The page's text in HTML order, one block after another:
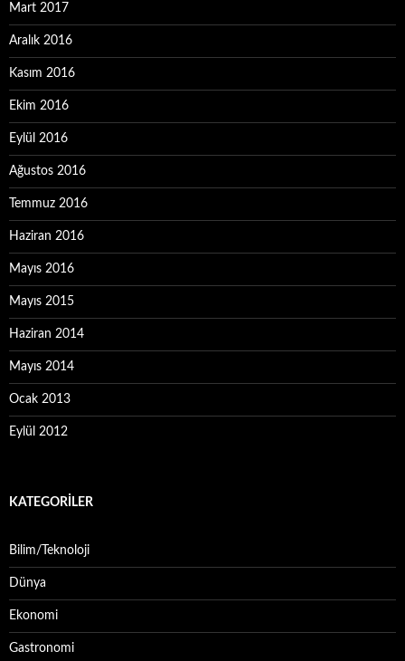
Mart 2017
Aralık 2016
Kasım 2016
Ekim 2016
Eylül 2016
Ağustos 2016
Temmuz 2016
Haziran 2016
Mayıs 2016
Mayıs 2015
Haziran 2014
Mayıs 2014
Ocak 2013
Eylül 2012
KATEGORILER
Bilim/Teknoloji
Dünya
Ekonomi
Gastronomi